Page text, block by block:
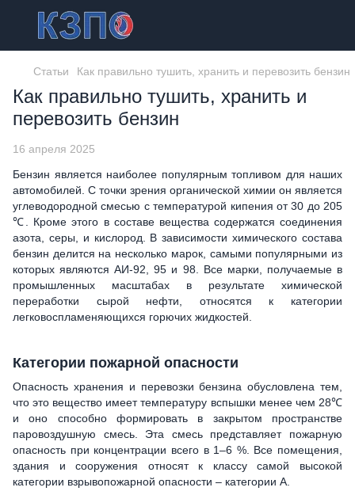
Статьи Как правильно тушить, хранить и перевозить бензин
Как правильно тушить, хранить и
перевозить бензин
16 апреля 2025
Бензин является наиболее популярным топливом для наших
автомобилей. С точки зрения органической химии он является
углеводородной смесью с температурой кипения от 30 до 205
℃. Кроме этого в составе вещества содержатся соединения
азота, серы, и кислород. В зависимости химического состава
бензин делится на несколько марок, самыми популярными из
которых являются АИ-92, 95 и 98. Все марки, получаемые в
промышленных масштабах в результате химической
переработки сырой нефти, относятся к категории
легковоспламеняющихся горючих жидкостей.
Категории пожарной опасности
Опасность хранения и перевозки бензина обусловлена тем,
что это вещество имеет температуру вспышки менее чем 28℃
и оно способно формировать в закрытом пространстве
паровоздушную смесь. Эта смесь представляет пожарную
опасность при концентрации всего в 1–6 %. Все помещения,
здания и сооружения относят к классу самой высокой
категории взрывопожарной опасности – категории А.